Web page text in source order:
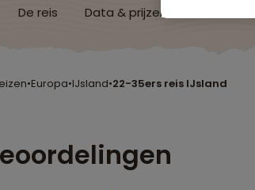
De reis Data & prijzen
•Europa•IJsland•22-35ers reis IJsland